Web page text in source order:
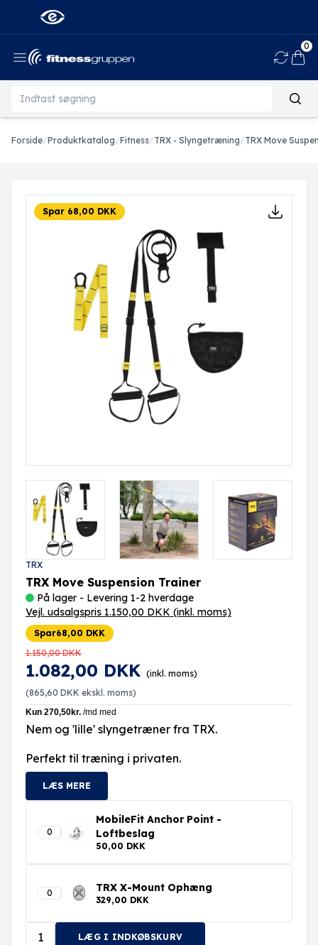
0
Forside/Produktkatalog/Fitness/TRX - Slyngetræning/TRX Move
Spar 68,00 DKK
TRX
TRX Move Suspension Trainer
På lager - Levering 1-2 hverdage
Vejl. udsalgspris 1.150,00 DKK (inkl. moms)
Spar68,00 DKK
1.150,00 DKK
1.082,00 DKK (inkl. moms)
(865,60 DKK ekskl. moms)
Nem og 'lille' slyngetræner fra TRX.
Perfekt til træning i privaten.
LÆS MERE
MobileFit Anchor Point -
Loftbeslag
50,00 DKK
TRX X-Mount Ophæng
329,00 DKK
LÆG I INDKØBSKURV